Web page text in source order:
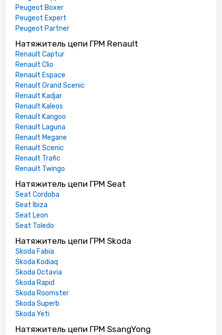
Peugeot Boxer
Peugeot Expert
Peugeot Partner
Натяжитель цепи ГРМ Renault
Renault Captur
Renault Clio
Renault Espace
Renault Grand Scenic
Renault Kadjar
Renault Kaleos
Renault Kangoo
Renault Laguna
Renault Megane
Renault Scenic
Renault Trafic
Renault Twingo
Натяжитель цепи ГРМ Seat
Seat Cordoba
Seat Ibiza
Seat Leon
Seat Toledo
Натяжитель цепи ГРМ Skoda
Skoda Fabia
Skoda Kodiaq
Skoda Octavia
Skoda Rapid
Skoda Roomster
Skoda Superb
Skoda Yeti
Натяжитель цепи ГРМ SsangYong